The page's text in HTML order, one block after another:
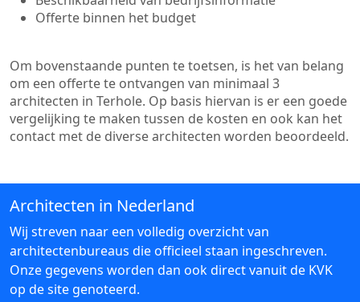
Offerte binnen het budget
Om bovenstaande punten te toetsen, is het van belang
om een offerte te ontvangen van minimaal 3
architecten in Terhole. Op basis hiervan is er een goede
vergelijking te maken tussen de kosten en ook kan het
contact met de diverse architecten worden beoordeeld.
Architecten in Nederland
Wij streven naar een volledig overzicht van
architectenbureaus die officieel staan ingeschreven.
Onze gegevens worden dan ook direct vanuit de KVK
op de site genoteerd.